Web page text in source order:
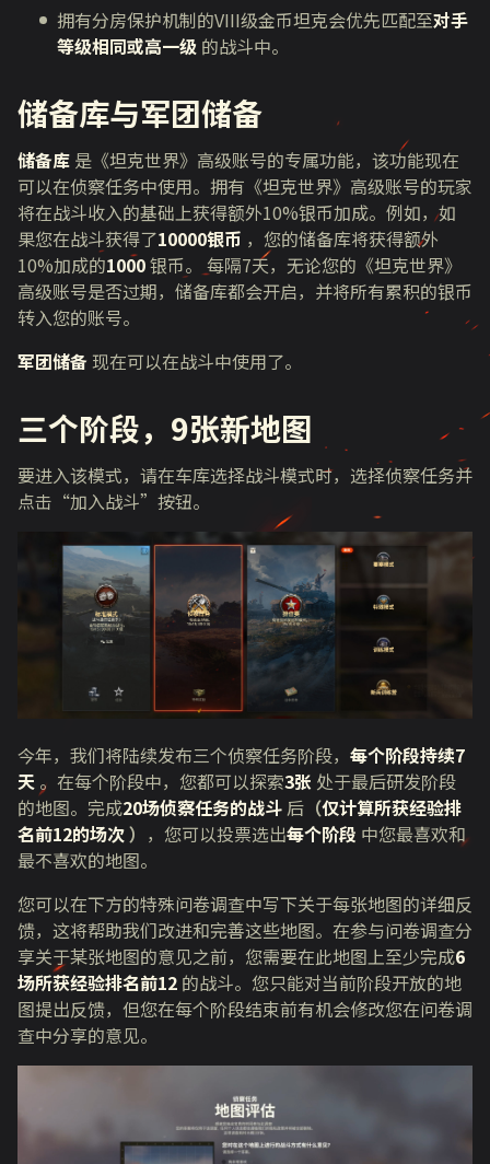
拥有分房保护机制的VIII级金币坦克会优先匹配至对手
等级相同或高一级 的战斗中。
储备库与军团储备
储备库 是《坦克世界》高级账号的专属功能，该功能现在
可以在侦察任务中使用。拥有《坦克世界》高级账号的玩家
将在战斗收入的基础上获得额外10%银币加成。例如，如
果您在战斗获得了10000银币 ，您的储备库将获得额外
10%加成的1000银币。 每隔7天，无论您的《坦克世界》
高级账号是否过期，储备库都会开启，并将所有累积的银币
转入您的账号。
军团储备现在可以在战斗中使用了。
三个阶段，9张新地图
要进入该模式，请在车库选择战斗模式时，选择侦察任务并
点击“加入战斗”按钮。
今年，我们将陆续发布三个侦察任务阶段， 每个阶段持续7
天 。在每个阶段中，您都可以探索3张 处于最后研发阶段
的地图。完成20场侦察任务的战斗 后 （仅计算所获经验排
名前12的场次） ，您可以投票选出每个阶段 中您最喜欢和
最不喜欢的地图。
您可以在下方的特殊问卷调查中写下关于每张地图的详细反
馈，这将帮助我们改进和完善这些地图。在参与问卷调查分
享关于某张地图的意见之前，您需要在此地图上至少完成6
场所获经验排名前12 的战斗。您只能对当前阶段开放的地
图提出反馈，但您在每个阶段结束前有机会修改您在问卷调
查中分享的意见。